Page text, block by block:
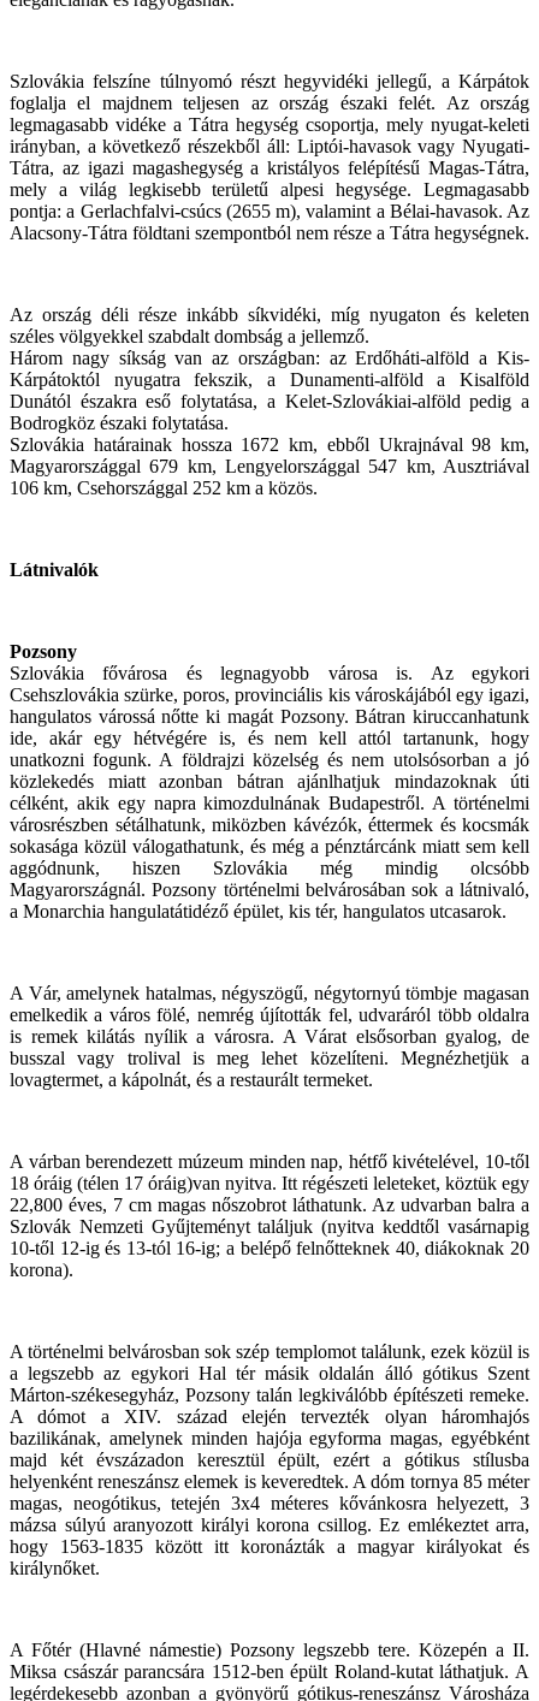
Szlovákia felszíne túlnyomó részt hegyvidéki jellegű, a Kárpátok
foglalja el majdnem teljesen az ország északi felét. Az ország
legmagasabb vidéke a Tátra hegység csoportja, mely nyugat-keleti
irányban, a következő részekből áll: Liptói-havasok vagy Nyugati-
Tátra, az igazi magashegység a kristályos felépítésű Magas-Tátra,
mely a világ legkisebb területű alpesi hegysége. Legmagasabb
pontja: a Gerlachfalvi-csúcs (2655 m), valamint a Bélai-havasok. Az
Alacsony-Tátra földtani szempontból nem része a Tátra hegységnek.
Az ország déli része inkább síkvidéki, míg nyugaton és keleten
széles völgyekkel szabdalt dombság a jellemző.
Három nagy síkság van az országban: az Erdőháti-alföld a Kis-
Kárpátoktól nyugatra fekszik, a Dunamenti-alföld a Kisalföld
Dunától északra eső folytatása, a Kelet-Szlovákiai-alföld pedig a
Bodrogköz északi folytatása.
Szlovákia határainak hossza 1672 km, ebből Ukrajnával 98 km,
Magyarországgal 679 km, Lengyelországgal 547 km, Ausztriával
106 km, Csehországgal 252 km a közös.
Látnivalók
Pozsony
Szlovákia fővárosa és legnagyobb városa is. Az egykori
Csehszlovákia szürke, poros, provinciális kis városkájából egy igazi,
hangulatos várossá nőtte ki magát Pozsony. Bátran kiruccanhatunk
ide, akár egy hétvégére is, és nem kell attól tartanunk, hogy
unatkozni fogunk. A földrajzi közelség és nem utolsósorban a jó
közlekedés miatt azonban bátran ajánlhatjuk mindazoknak úti
célként, akik egy napra kimozdulnának Budapestről. A történelmi
városrészben sétálhatunk, miközben kávézók, éttermek és kocsmák
sokasága közül válogathatunk, és még a pénztárcánk miatt sem kell
aggódnunk, hiszen Szlovákia még mindig olcsóbb
Magyarországnál. Pozsony történelmi belvárosában sok a látnivaló,
a Monarchia hangulatátidéző épület, kis tér, hangulatos utcasarok.
A Vár, amelynek hatalmas, négyszögű, négytornyú tömbje magasan
emelkedik a város fölé, nemrég újították fel, udvaráról több oldalra
is remek kilátás nyílik a városra. A Várat elsősorban gyalog, de
busszal vagy trolival is meg lehet közelíteni. Megnézhetjük a
lovagtermet, a kápolnát, és a restaurált termeket.
A várban berendezett múzeum minden nap, hétfő kivételével, 10-től
18 óráig (télen 17 óráig)van nyitva. Itt régészeti leleteket, köztük egy
22,800 éves, 7 cm magas nőszobrot láthatunk. Az udvarban balra a
Szlovák Nemzeti Gyűjteményt találjuk (nyitva keddtől vasárnapig
10-től 12-ig és 13-tól 16-ig; a belépő felnőtteknek 40, diákoknak 20
korona).
A történelmi belvárosban sok szép templomot találunk, ezek közül is
a legszebb az egykori Hal tér másik oldalán álló gótikus Szent
Márton-székesegyház, Pozsony talán legkiválóbb építészeti remeke.
A dómot a XIV. század elején tervezték olyan háromhajós
bazilikának, amelynek minden hajója egyforma magas, egyébként
majd két évszázadon keresztül épült, ezért a gótikus stílusba
helyenként reneszánsz elemek is keveredtek. A dóm tornya 85 méter
magas, neogótikus, tetején 3x4 méteres kővánkosra helyezett, 3
mázsa súlyú aranyozott királyi korona csillog. Ez emlékeztet arra,
hogy 1563-1835 között itt koronázták a magyar királyokat és
királynőket.
A Főtér (Hlavné námestie) Pozsony legszebb tere. Közepén a II.
Miksa császár parancsára 1512-ben épült Roland-kutat láthatjuk. A
legérdekesebb azonban a gyönyörű gótikus-reneszánsz Városháza